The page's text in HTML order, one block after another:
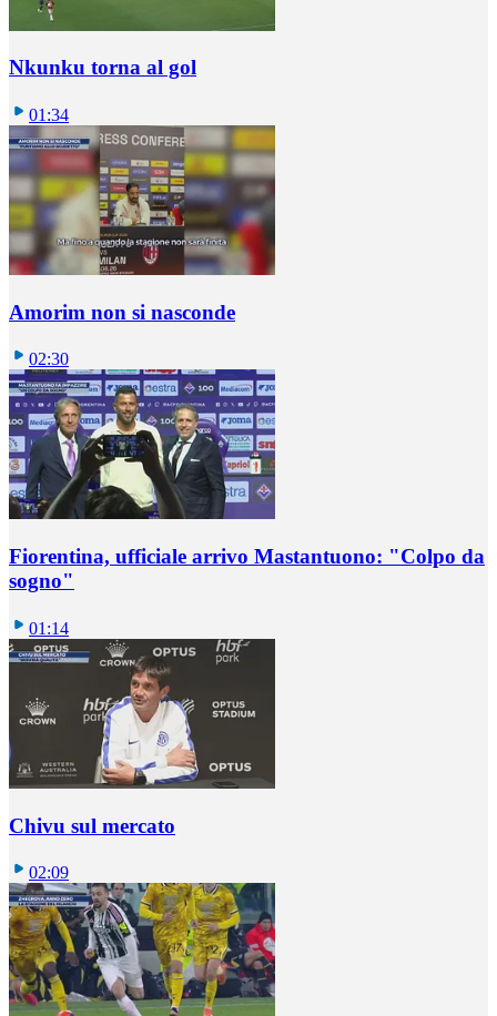
Nkunku torna al gol
01:34
Amorim non si nasconde
02:30
Fiorentina, ufficiale arrivo Mastantuono: "Colpo da
sogno"
01:14
Chivu sul mercato
02:09